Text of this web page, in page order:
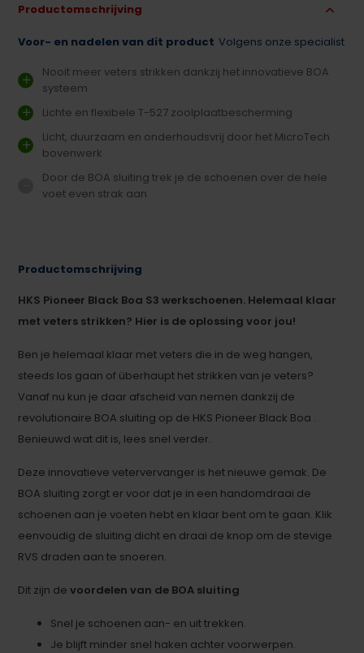
Productomschrijving
Voor- en nadelen van dit product Volgens onze specialist
Nooit meer veters strikken dankzij het innovatieve BOA
systeem
Lichte en flexibele T-527 zoolplaatbescherming
Licht, duurzaam en onderhoudsvrij door het MicroTech
bovenwerk
Door de BOA sluiting trek je de schoenen over de hele
voet even strak aan
Productomschrijving
HKS Pioneer Black Boa S3 werkschoenen. Helemaal klaar
met veters strikken? Hier is de oplossing voor jou!
Ben je helemaal klaar met veters die in de weg hangen,
steeds los gaan of überhaupt het strikken van je veters?
Vanaf nu kun je daar afscheid van nemen dankzij de
revolutionaire BOA sluiting op de HKS Pioneer Black Boa .
Benieuwd wat dit is, lees snel verder.
Deze innovatieve vetervervanger is het nieuwe gemak. De
BOA sluiting zorgt er voor dat je in een handomdraai de
schoenen aan je voeten hebt en klaar bent om te gaan. Klik
eenvoudig de sluiting dicht en draai de knop om de stevige
RVS draden aan te snoeren.
Dit zijn devoordelen van de BOA sluiting
Snel je schoenen aan- en uit trekken.
Je blijft minder snel haken achter voorwerpen.